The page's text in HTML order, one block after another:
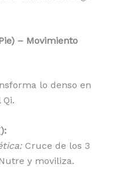
– Movimiento
lo denso en
Cruce de los 3
y moviliza.